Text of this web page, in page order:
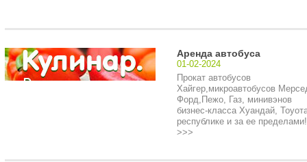
Аренда автобуса
01-02-2024
Прокат автобусов
Хайгер,микроавтобусов
Форд,Пежо, Газ, минивэнов
бизнес-класса Хуандай,
республике и за ее
>>>